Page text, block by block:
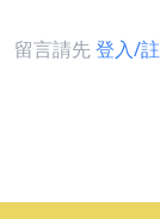
留言請先登入/